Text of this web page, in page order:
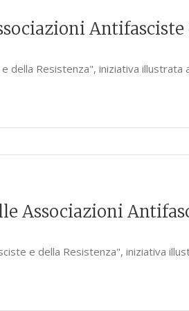
Antifasciste
della Resistenza", iniziativa
Associazioni
e della Resistenza", iniziativa